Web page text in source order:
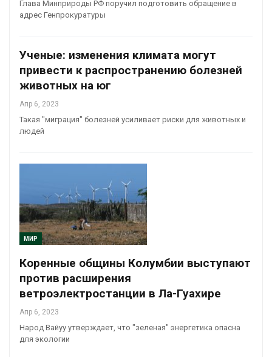
Глава Минприроды РФ поручил подготовить обращение в
адрес Генпрокуратуры
Ученые: изменения климата могут
привести к распространению болезней
животных на юг
Апр 6, 2023
Такая "миграция" болезней усиливает риски для животных и
людей
МИР
Коренные общины Колумбии выступают
против расширения
ветроэлектростанции в Ла-Гуахире
Апр 6, 2023
Народ Вайуу утверждает, что "зеленая" энергетика опасна
для экологии